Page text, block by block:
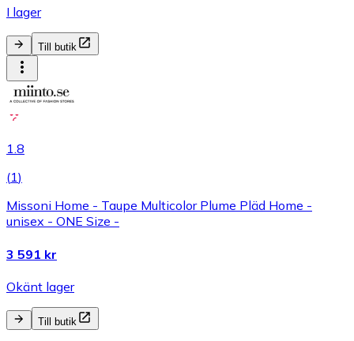
I lager
Till butik
1.8
(1)
Missoni Home - Taupe Multicolor Plume Pläd Home -
unisex - ONE Size -
3 591 kr
Okänt lager
Till butik